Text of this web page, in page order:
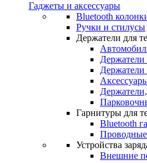
Гаджеты и аксессуары
Bluetooth
Ручки и стилусы
Держатели для
Держатели
Гарнитуры для
Bluetooth
Устройства
Внешние